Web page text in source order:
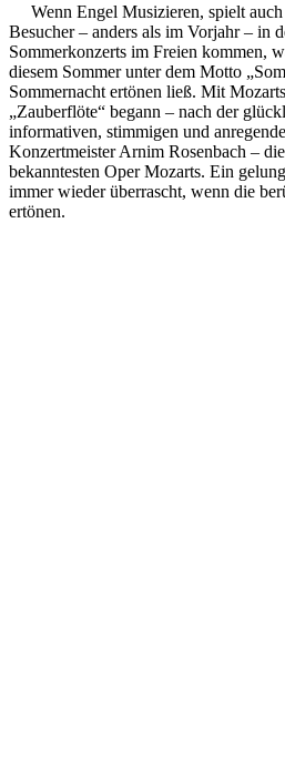
Wenn Engel Musizieren, spielt auch
Besucher – anders als im Vorjahr – in
Sommerkonzerts im Freien kommen,
diesem Sommer unter dem Motto
Sommernacht ertönen ließ. Mit
„Zauberflöte“ begann – nach der
informativen, stimmigen und
Konzertmeister Arnim Rosenbach –
bekanntesten Oper Mozarts. Ein
immer wieder überrascht, wenn die
ertönen.